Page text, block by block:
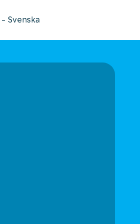
- Svenska